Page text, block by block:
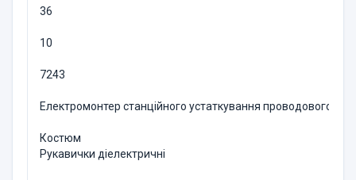
36
10
7243
Електромонтер станційного устаткування проводового
Костюм
Рукавички діелектричні